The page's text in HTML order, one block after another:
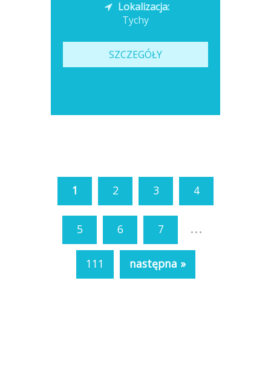
Lokalizacja:
Tychy
SZCZEGÓŁY
1 2 3 4
5 6 7 ...
111 następna »